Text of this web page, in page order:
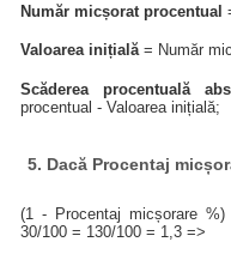
Număr micșorat procentual
Valoarea inițială= Număr
Scăderea procentuală
procentual - Valoarea inițială;
5. Dacă Procentaj
(1 - Procentaj micșorare
30/100 = 130/100 = 1,3 =>